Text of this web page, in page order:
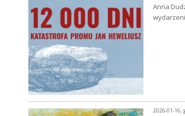
Anna
2026-01-16,